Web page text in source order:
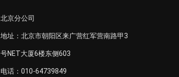
北京分公司
地址：北京市朝阳区来广营红军营南路甲3
号NET大厦6楼东侧603
电话：010-64739849